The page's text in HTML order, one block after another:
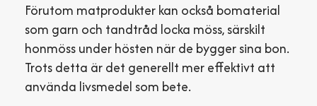
Förutom matprodukter kan också bomaterial
som garn och tandtråd locka möss, särskilt
honmöss under hösten när de bygger sina bon.
Trots detta är det generellt mer effektivt att
använda livsmedel som bete.